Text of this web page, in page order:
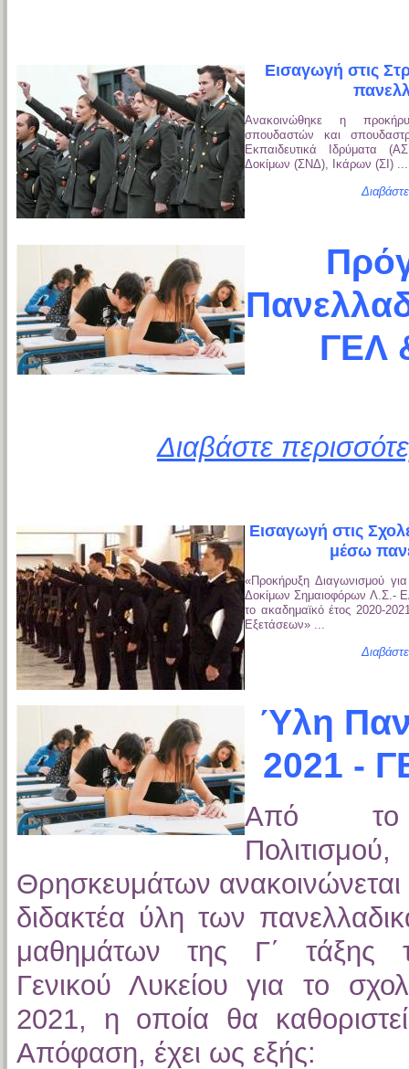
Εισαγωγή στις
Ανακοινώθηκε η
σπουδαστών και
Εκπαιδευτικά Ιδρύματα
Δοκίμων (ΣΝΔ), Ικάρων (ΣΙ) ...
ΓΕΛ
Διαβάστε
Εισαγωγή στις
μέσω
«Προκήρυξη Διαγωνισμού
Δοκίμων Σημαιοφόρων Λ.Σ.-
το ακαδημαϊκό έτος 2020-
Εξετάσεων» ...
Ύλη
2021 -
Από το
Θρησκευμάτων ανακοινώνεται
διδακτέα ύλη των
μαθημάτων της Γ΄ τάξης
Γενικού Λυκείου για το
2021, η οποία θα
Απόφαση, έχει ως εξής: